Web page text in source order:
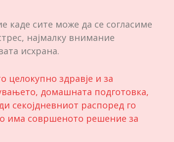
каде сите може да се согласиме
најмалку внимание
исхрана.
целокупно здравје и за
домашната подготовка,
секојдневниот распоред го
има совршеното решение за